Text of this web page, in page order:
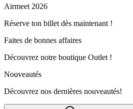
Airmeet 2026
Réserve ton billet dès maintenant !
Faites de bonnes affaires
Découvrez notre boutique Outlet !
Nouveautés
Découvrez nos dernières nouveautés!